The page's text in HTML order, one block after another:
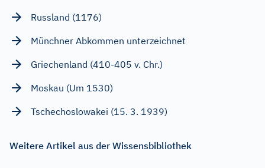
Russland (1176)
Münchner Abkommen unterzeichnet
Griechenland (410-405 v. Chr.)
Moskau (Um 1530)
Tschechoslowakei (15. 3. 1939)
Weitere Artikel aus der Wissensbibliothek